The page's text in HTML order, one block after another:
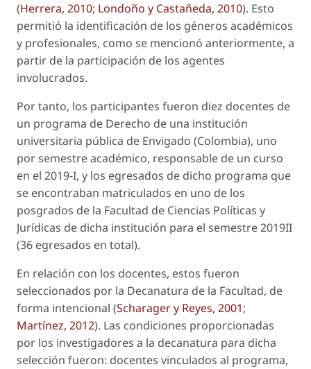
(Herrera, 2010; Londoño y Castañeda, 2010). Esto
permitió la identificación de los géneros académicos
y profesionales, como se mencionó anteriormente, a
partir de la participación de los agentes
involucrados.
Por tanto, los participantes fueron diez docentes de
un programa de Derecho de una institución
universitaria pública de Envigado (Colombia), uno
por semestre académico, responsable de un curso
en el 2019-I, y los egresados de dicho programa que
se encontraban matriculados en uno de los
posgrados de la Facultad de Ciencias Políticas y
Jurídicas de dicha institución para el semestre 2019II
(36 egresados en total).
En relación con los docentes, estos fueron
seleccionados por la Decanatura de la Facultad, de
forma intencional (Scharager y Reyes, 2001;
Martínez, 2012). Las condiciones proporcionadas
por los investigadores a la decanatura para dicha
selección fueron: docentes vinculados al programa,